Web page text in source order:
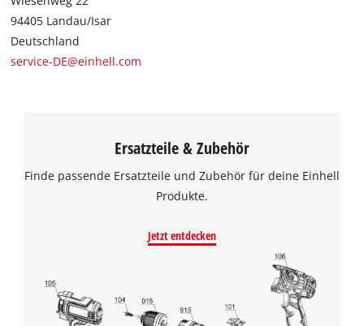
94405 Landau/Isar
Deutschland
service-DE@einhell.com
Ersatzteile & Zubehör
Finde passende Ersatzteile und Zubehör für deine Einhell
Produkte.
Jetzt entdecken